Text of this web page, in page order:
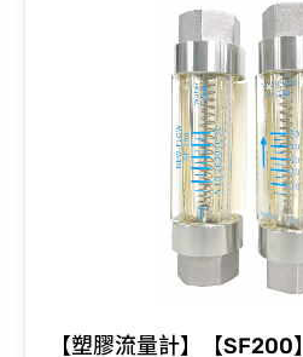
【塑膠流量計】【SF200】